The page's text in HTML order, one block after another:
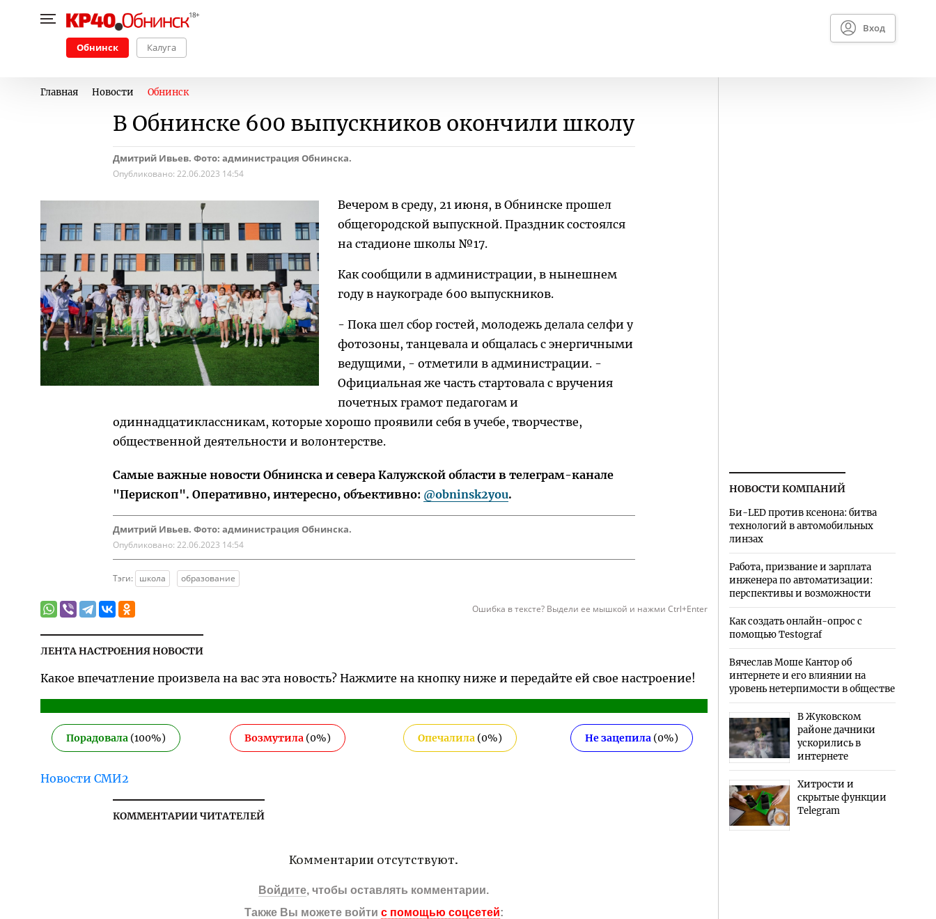
Обнинск Калуга
Вход
Главная Новости Обнинск
В Обнинске 600 выпускников окончили школу
Дмитрий Ивьев. Фото: администрация Обнинска.
Опубликовано: 22.06.2023 14:54
Вечером в среду, 21 июня, в Обнинске прошел
общегородской выпускной. Праздник состоялся
на стадионе школы №17.
Как сообщили в администрации, в нынешнем
году в наукограде 600 выпускников.
- Пока шел сбор гостей, молодежь делала селфи у
фотозоны, танцевала и общалась с энергичными
ведущими, - отметили в администрации. -
Официальная же часть стартовала с вручения
почетных грамот педагогам и
одиннадцатиклассникам, которые хорошо проявили себя в учебе, творчестве,
общественной деятельности и волонтерстве.
Самые важные новости Обнинска и севера Калужской области в телеграм-канале
"Перископ". Оперативно, интересно, объективно: @obninsk2you.
Дмитрий Ивьев. Фото: администрация Обнинска.
Опубликовано: 22.06.2023 14:54
Тэги: школа образование
Ошибка в тексте? Выдели ее мышкой и нажми Ctrl+Enter
ЛЕНТА НАСТРОЕНИЯ НОВОСТИ
Какое впечатление произвела на вас эта новость? Нажмите на кнопку ниже и передайте ей свое настроение!
Порадовала(100%) Возмутила (0%) Опечалила(0%) Не зацепила (0%)
Новости СМИ2
КОММЕНТАРИИ ЧИТАТЕЛЕЙ
Комментарии отсутствуют.
Войдите, чтобы оставлять комментарии.
Также Вы можете войти с помощью соцсетей:
НОВОСТИ КОМПАНИЙ
Би-LED против ксенона: битва
технологий в автомобильных
линзах
Работа, призвание и зарплата
инженера по автоматизации:
перспективы и возможности
Как создать онлайн-опрос с
помощью Testograf
Вячеслав Моше Кантор об
интернете и его влиянии на
уровень нетерпимости в обществе
В Жуковском
районе дачники
ускорились в
интернете
Хитрости и
скрытые функции
Telegram